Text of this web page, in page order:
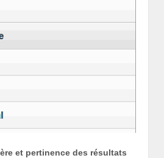
et pertinence des résultats